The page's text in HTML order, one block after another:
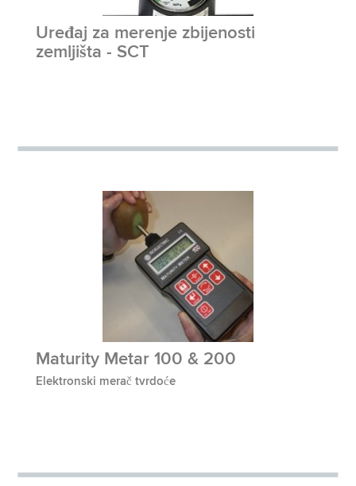
Uređaj za merenje zbijenosti
zemljišta - SCT
Maturity Metar 100 & 200
Elektronski merač tvrdoće